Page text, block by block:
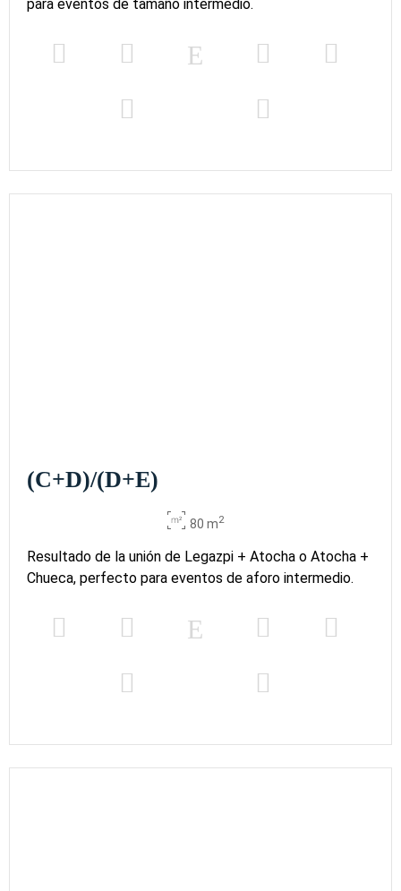
para eventos de tamaño intermedio.
(C+D)/(D+E)
80 m2
Resultado de la unión de Legazpi + Atocha o Atocha +
Chueca, perfecto para eventos de aforo intermedio.